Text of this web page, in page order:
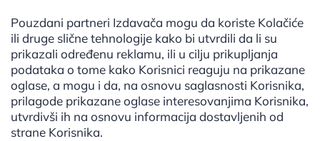
Pouzdani partneri Izdavača mogu da koriste Kolačiće
ili druge slične tehnologije kako bi utvrdili da li su
prikazali određenu reklamu, ili u cilju prikupljanja
podataka o tome kako Korisnici reaguju na prikazane
oglase, a mogu i da, na osnovu saglasnosti Korisnika,
prilagode prikazane oglase interesovanjima Korisnika,
utvrdivši ih na osnovu informacija dostavljenih od
strane Korisnika.